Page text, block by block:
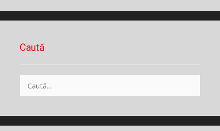
Caută
după: